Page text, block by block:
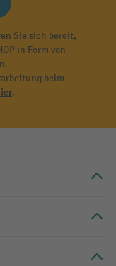
Sie sich bereit,
in Form von
beim
.